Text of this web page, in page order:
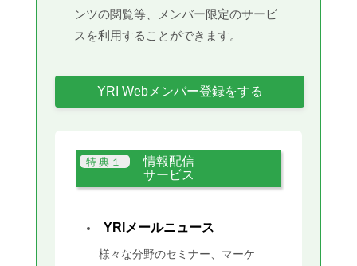
ンツの閲覧等、メンバー限定のサービ
スを利用することができます。
YRI Webメンバー登録をする
情報配信
サービス
YRIメールニュース
様々な分野のセミナー、マーケ